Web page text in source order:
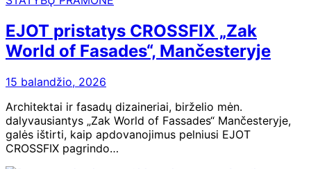
EJOT pristatys CROSSFIX „Zak
World of Fasades“, Mančesteryje
15 balandžio, 2026
Architektai ir fasadų dizaineriai, birželio mėn.
dalyvausiantys „Zak World of Fassades“ Mančesteryje,
galės ištirti, kaip apdovanojimus pelniusi EJOT
CROSSFIX pagrindo…